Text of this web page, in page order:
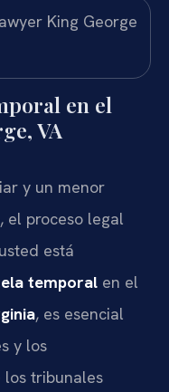
en el
VA
y un menor
el proceso legal
está
temporal en el
, es esencial
y los
los tribunales